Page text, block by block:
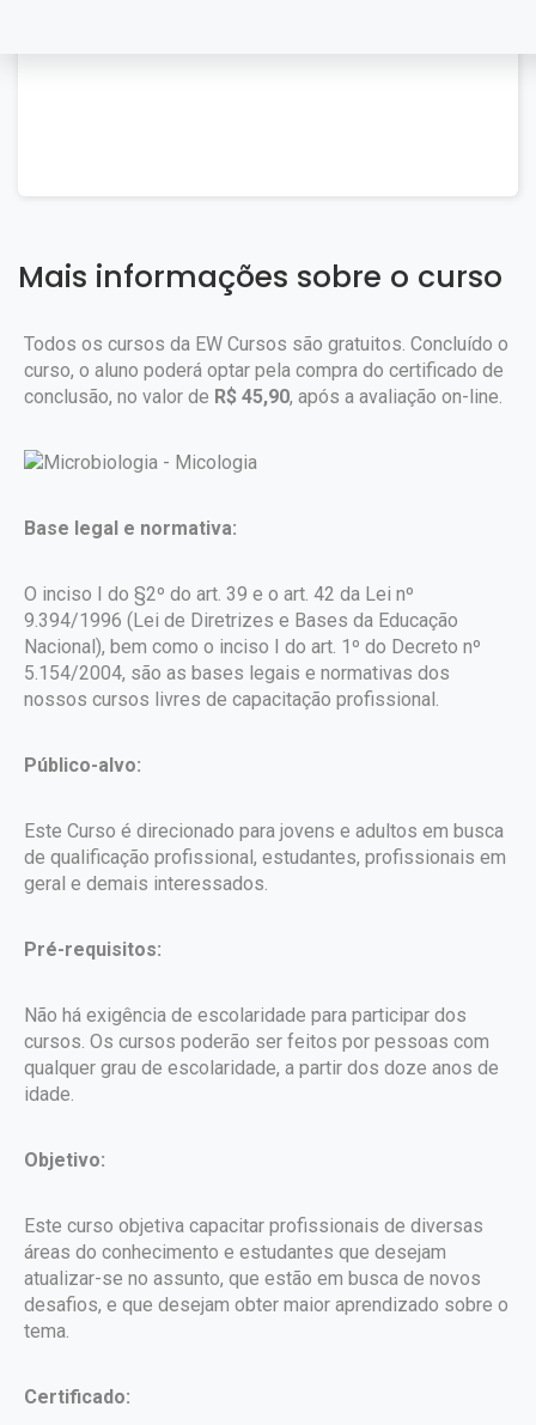
Mais informações sobre o curso
Todos os cursos da EW Cursos são gratuitos. Concluído o
curso, o aluno poderá optar pela compra do certificado de
conclusão, no valor de R$ 45,90, após a avaliação on-line.
Base legal e normativa:
O inciso I do §2º do art. 39 e o art. 42 da Lei nº
9.394/1996 (Lei de Diretrizes e Bases da Educação
Nacional), bem como o inciso I do art. 1º do Decreto nº
5.154/2004, são as bases legais e normativas dos
nossos cursos livres de capacitação profissional.
Público-alvo:
Este Curso é direcionado para jovens e adultos em busca
de qualificação profissional, estudantes, profissionais em
geral e demais interessados.
Pré-requisitos:
Não há exigência de escolaridade para participar dos
cursos. Os cursos poderão ser feitos por pessoas com
qualquer grau de escolaridade, a partir dos doze anos de
idade.
Objetivo:
Este curso objetiva capacitar profissionais de diversas
áreas do conhecimento e estudantes que desejam
atualizar-se no assunto, que estão em busca de novos
desafios, e que desejam obter maior aprendizado sobre o
tema.
Certificado: